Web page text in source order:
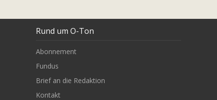
Rund um O-Ton
Abonnement
Fundus
Brief an die Redaktion
Kontakt